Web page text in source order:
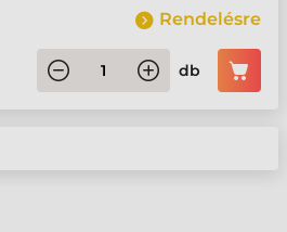
Rendelésre
db